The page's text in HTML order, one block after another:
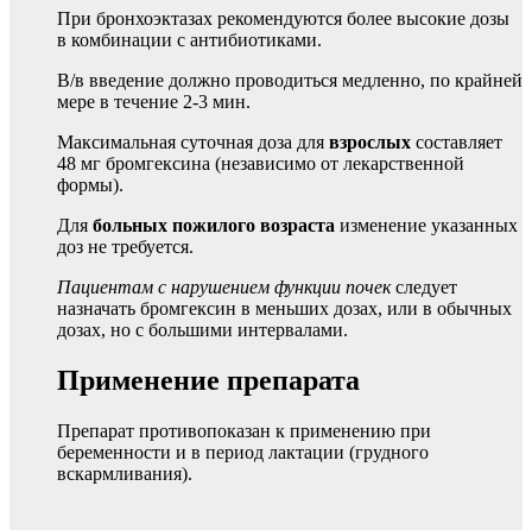
При бронхоэктазах рекомендуются более высокие дозы
в комбинации с антибиотиками.
В/в введение должно проводиться медленно, по крайней
мере в течение 2-3 мин.
Максимальная суточная доза для взрослых составляет
48 мг бромгексина (независимо от лекарственной
формы).
Для больных пожилого возраста изменение указанных
доз не требуется.
Пациентам с нарушением функции почекследует
назначать бромгексин в меньших дозах, или в обычных
дозах, но с большими интервалами.
Применение препарата
Препарат противопоказан к применению при
беременности и в период лактации (грудного
вскармливания).